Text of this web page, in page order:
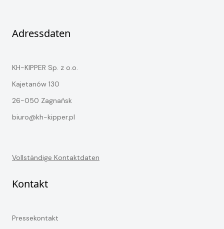
Adressdaten
KH-KIPPER Sp. z o.o.
Kajetanów 130
26-050 Zagnańsk
biuro@kh-kipper.pl
Vollständige Kontaktdaten
Kontakt
Pressekontakt